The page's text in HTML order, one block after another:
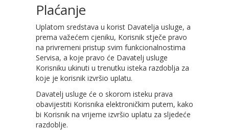
Plaćanje
Uplatom sredstava u korist Davatelja usluge, a
prema važećem cjeniku, Korisnik stječe pravo
na privremeni pristup svim funkcionalnostima
Servisa, a koje pravo će Davatelj usluge
Korisniku ukinuti u trenutku isteka razdoblja za
koje je korisnik izvršio uplatu.
Davatelj usluge će o skorom isteku prava
obavijestiti Korisnika elektroničkim putem, kako
bi Korisnik na vrijeme izvršio uplatu za sljedeće
razdoblje.